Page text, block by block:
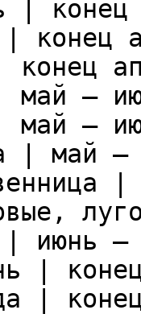
|
| конец
конец
май —
май —
| май —
| июнь —
|
|